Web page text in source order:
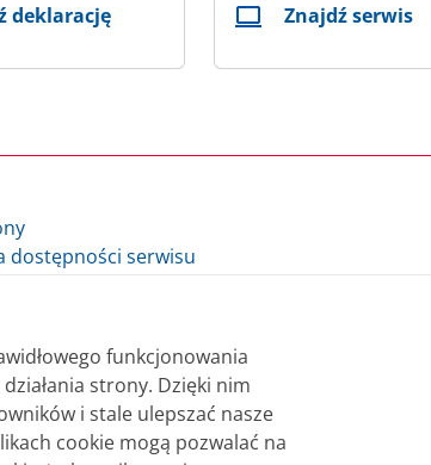
deklarację Znajdź serwis
dostępności serwisu
Szefa Krajowej Administracji
- archiwum
Korzystanie z treści opublikowanych w
Finansów. Treści znaczone w serwisie jako
funkcjonowania
strony. Dzięki nim
i stale ulepszać nasze
cookie mogą pozwalać na